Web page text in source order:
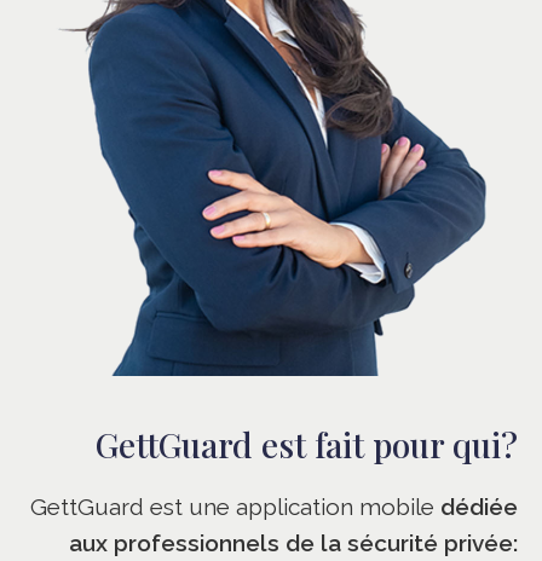
GettGuard est fait pour qui?
GettGuard est une application mobile dédiée
aux professionnels de la sécurité privée: